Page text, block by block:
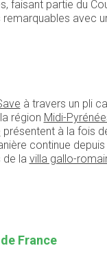
faisant partie du
avec
à travers un pli
région Midi-
présentent à la fois
continue
de la villa gallo-
France